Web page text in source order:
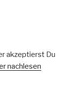
akzeptierst Du
nachlesen